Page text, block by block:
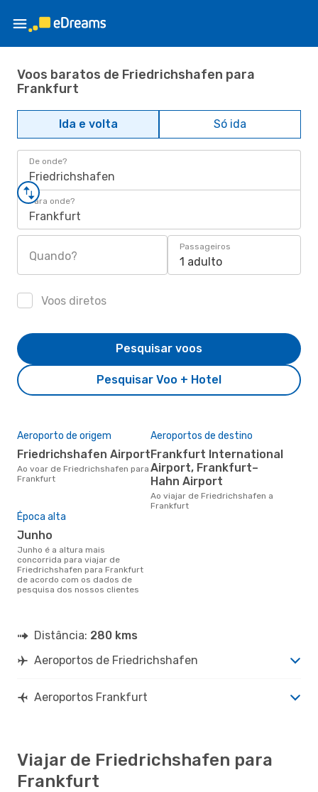
Voos baratos de Friedrichshafen para
Frankfurt
Ida e volta Só ida
De onde?
Friedrichshafen
Para onde?
Frankfurt
Quando?
Passageiros
1 adulto
Voos diretos
Pesquisar Voo + Hotel
Pesquisar voos
Aeroporto de origem
Friedrichshafen Airport
Ao voar de Friedrichshafen para
Frankfurt
Aeroportos de destino
Frankfurt International
Airport, Frankfurt–
Hahn Airport
Ao viajar de Friedrichshafen a
Frankfurt
Época alta
junho
junho é a altura mais
concorrida para viajar de
Friedrichshafen para Frankfurt
de acordo com os dados de
pesquisa dos nossos clientes
Distância: 280 kms
Aeroportos de Friedrichshafen
Aeroportos Frankfurt
Viajar de Friedrichshafen para
Frankfurt